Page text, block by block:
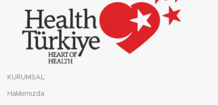
KURUMSAL
Hakkımızda